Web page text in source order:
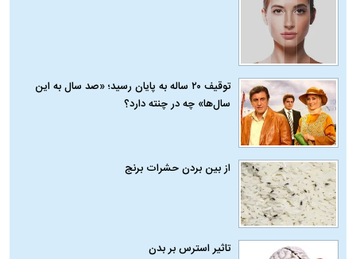
توقیف ۲۰ ساله به پایان رسید؛ «صد سال به این
سال‌ها» چه در چنته دارد؟
از بین بردن حشرات برنج
تاثیر استرس بر بدن